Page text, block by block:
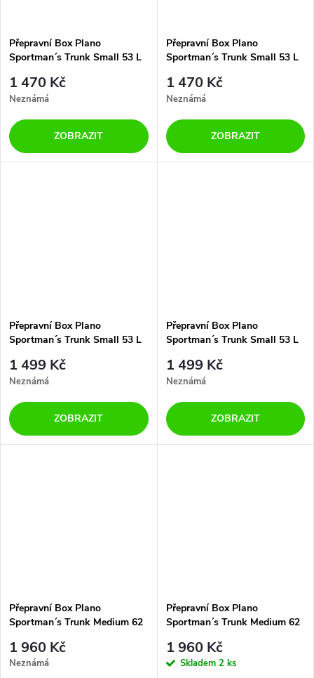
Přepravní Box Plano
Sportman´s Trunk Small 53 L
1 470 Kč
Neznámá
ZOBRAZIT
Přepravní Box Plano
Sportman´s Trunk Small 53 L
1 470 Kč
Neznámá
ZOBRAZIT
Přepravní Box Plano
Sportman´s Trunk Small 53 L
1 499 Kč
Neznámá
ZOBRAZIT
Přepravní Box Plano
Sportman´s Trunk Small 53 L
1 499 Kč
Neznámá
ZOBRAZIT
Přepravní Box Plano
Sportman´s Trunk Medium 62
1 960 Kč
Neznámá
Přepravní Box Plano
Sportman´s Trunk Medium 62
1 960 Kč
Skladem 2 ks